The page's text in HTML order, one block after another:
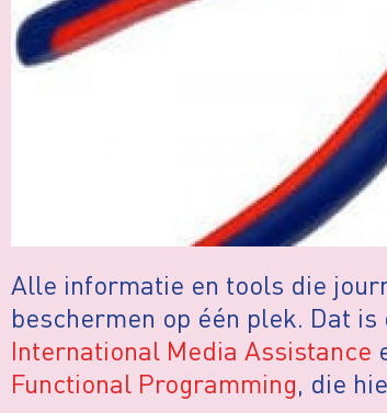
Alle informatie en tools die
beschermen op één plek. Dat
International Media Assistance
Functional Programming, die